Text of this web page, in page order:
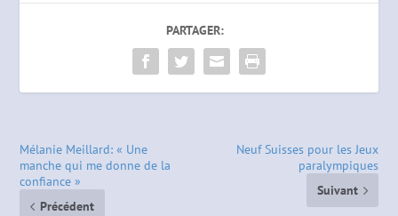
PARTAGER:
Mélanie Meillard: « Une
manche qui me donne de la
confiance »
Précédent
Neuf Suisses pour les Jeux
paralympiques
Suivant